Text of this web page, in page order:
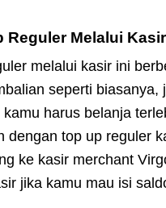
Reguler Melalui Kasir
melalui kasir ini
seperti biasanya,
kamu harus belanja
dengan top up reguler
ke kasir merchant
jika kamu mau isi